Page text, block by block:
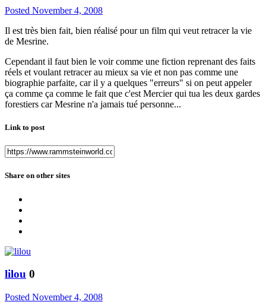
Posted November 4, 2008
Il est très bien fait, bien réalisé pour un film qui veut retracer la vie
de Mesrine.
Cependant il faut bien le voir comme une fiction reprenant des faits
réels et voulant retracer au mieux sa vie et non pas comme une
biographie parfaite, car il y a quelques "erreurs" si on peut appeler
ça comme ça comme le fait que c'est Mercier qui tua les deux gardes
forestiers car Mesrine n'a jamais tué personne...
Link to post
Share on other sites
lilou 0
Posted November 4, 2008